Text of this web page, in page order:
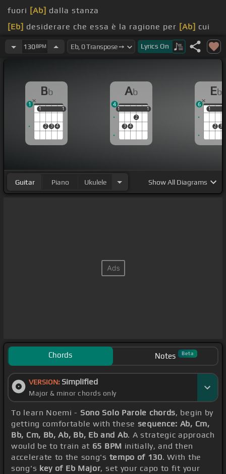
fuori [Ab] dalla stanza
[Eb] desiderare che essa è la ragione per [Ab] cui
io vivo
cercare un equilibrio [Gm]che svanisce ogni
volta che parliamo
130BPM Lyrics On
Bb
1
2 3 4
1
1 1
1
Ab
1
3 4
2
1
1 1
4
Eb
1
2 3
1
6
Guitar Piano Ukulele ShowAll Diagrams
Chords Notes Beta
VERSION: Simplified
Major & minor chords only
To learn Noemi - Sono Solo Parole chords, begin by
getting comfortable with these sequence: Ab, Cm,
Bb, Cm, Bb, Ab, Bb, Eb and Ab. A strategic approach
would be to train at 65 BPM initially, and then
accelerate to the song's tempo of 130. With the
song's key of Eb Major, set your capo to fit your